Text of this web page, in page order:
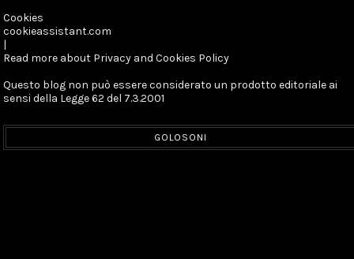
Cookies
cookieassistant.com
|
Read more about Privacy and Cookies Policy
Questo blog non può essere considerato un prodotto editoriale ai
sensi della Legge 62 del 7.3.2001
GOLOSONI